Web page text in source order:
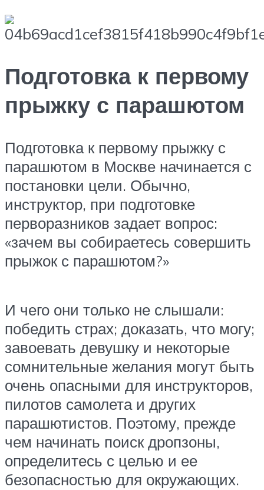
Подготовка к первому
прыжку с парашютом
Подготовка к первому прыжку с
парашютом в Москве начинается с
постановки цели. Обычно,
инструктор, при подготовке
перворазников задает вопрос:
«зачем вы собираетесь совершить
прыжок с парашютом?»
И чего они только не слышали:
победить страх; доказать, что могу;
завоевать девушку и некоторые
сомнительные желания могут быть
очень опасными для инструкторов,
пилотов самолета и других
парашютистов. Поэтому, прежде
чем начинать поиск дропзоны,
определитесь с целью и ее
безопасностью для окружающих.